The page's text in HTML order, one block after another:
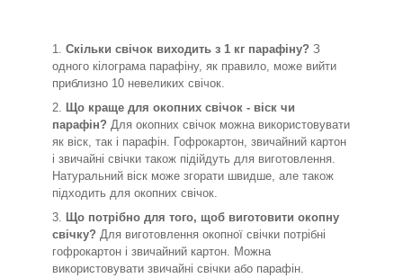
Скільки свічок виходить з 1 кг парафіну? З
одного кілограма парафіну, як правило, може вийти
приблизно 10 невеликих свічок.
Що краще для окопних свічок - віск чи
парафін? Для окопних свічок можна використовувати
як віск, так і парафін. Гофрокартон, звичайний картон
і звичайні свічки також підійдуть для виготовлення.
Натуральний віск може згорати швидше, але також
підходить для окопних свічок.
Що потрібно для того, щоб виготовити окопну
свічку? Для виготовлення окопної свічки потрібні
гофрокартон і звичайний картон. Можна
використовувати звичайні свічки або парафін.